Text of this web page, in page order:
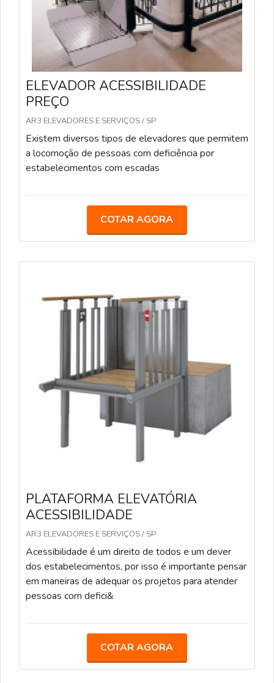
ELEVADOR ACESSIBILIDADE
PREÇO
AR3 ELEVADORES E SERVIÇOS / SP
Existem diversos tipos de elevadores que permitem
a locomoção de pessoas com deficiência por
estabelecimentos com escadas
COTAR AGORA
PLATAFORMA ELEVATÓRIA
ACESSIBILIDADE
AR3 ELEVADORES E SERVIÇOS / SP
Acessibilidade é um direito de todos e um dever
dos estabelecimentos, por isso é importante pensar
em maneiras de adequar os projetos para atender
pessoas com defici&
COTAR AGORA